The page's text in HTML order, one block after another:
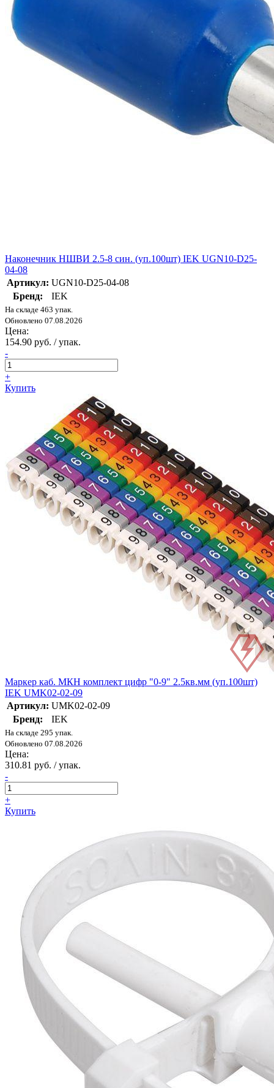
Наконечник НШВИ 2.5-8 син. (уп.100шт) IEK UGN10-D25-
04-08
Артикул: UGN10-D25-04-08
Бренд:
IEK
На складе 463 упак.
Обновлено 07.08.2026
Цена:
154.90 руб. / упак.
-
+
Купить
Маркер каб. МКН комплект цифр "0-9" 2.5кв.мм (уп.100шт)
IEK UMK02-02-09
Артикул: UMK02-02-09
Бренд:
IEK
На складе 295 упак.
Обновлено 07.08.2026
Цена:
310.81 руб. / упак.
-
+
Купить